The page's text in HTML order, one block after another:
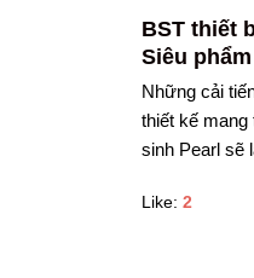
BST thiết
Siêu
Những cải
thiết kế mang
sinh Pearl sẽ
Like: 2